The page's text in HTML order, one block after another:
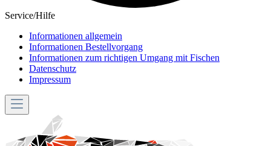
Service/Hilfe
Informationen allgemein
Informationen Bestellvorgang
Informationen zum richtigen Umgang mit Fischen
Datenschutz
Impressum